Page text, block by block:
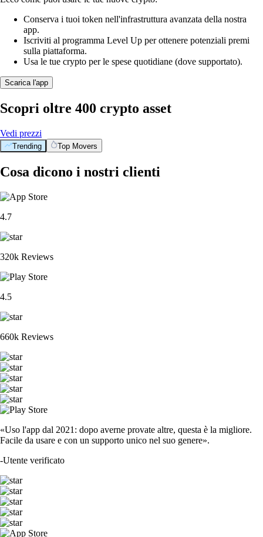
Conserva i tuoi token nell'infrastruttura avanzata della nostra
app.
Iscriviti al programma Level Up per ottenere potenziali premi
sulla piattaforma.
Usa le tue crypto per le spese quotidiane (dove supportato).
Scarica l'app
Scopri oltre 400 crypto asset
Vedi prezzi
Trending Top Movers
Cosa dicono i nostri clienti
4.7
320k Reviews
4.5
660k Reviews
«Uso l'app dal 2021: dopo averne provate altre, questa è la migliore.
Facile da usare e con un supporto unico nel suo genere».
-Utente verificato